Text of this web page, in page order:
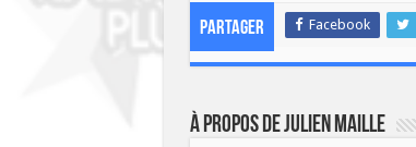
Partager Facebook
À propos de Julien Maille